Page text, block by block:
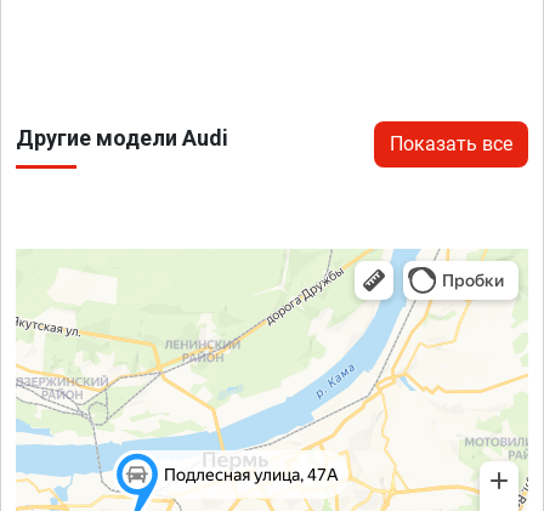
Другие модели Audi Показать все